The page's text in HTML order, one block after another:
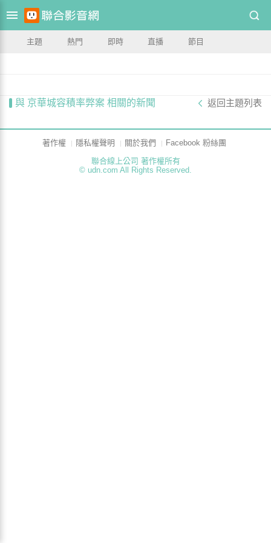
主題 熱門 即時 直播 節目
與 京華城容積率弊案 相關的新聞 返回主題列表
著作權 隱私權聲明 關於我們
Facebook 粉絲團
聯合線上公司 著作權所有
© udn.com All Rights Reserved.